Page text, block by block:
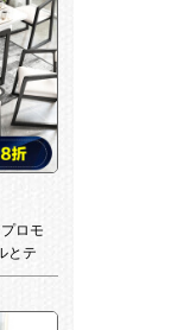
ロモ
とテ
せは